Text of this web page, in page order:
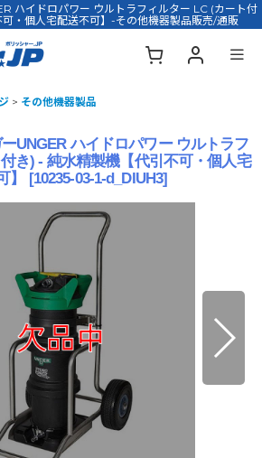
ハイドロパワー ウルトラフィルター LC (カート付
・個人宅配送不可】-その他機器製品販売/通販
> その他機器製品
ーUNGER ハイドロパワー ウルトラフ
き) - 純水精製機【代引不可・個人宅
[10235-03-1-d_DIUH3]